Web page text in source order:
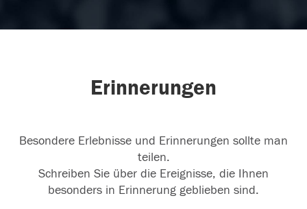
Erinnerungen
Besondere Erlebnisse und Erinnerungen sollte man
teilen.
Schreiben Sie über die Ereignisse, die Ihnen
besonders in Erinnerung geblieben sind.